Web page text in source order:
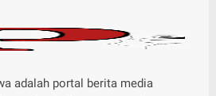
adalah portal berita media